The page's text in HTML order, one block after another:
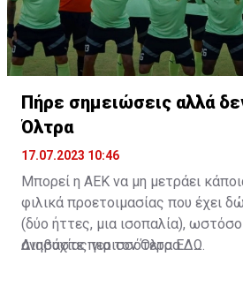
Πήρε σημειώσεις αλλά
Όλτρα
17.07.2023 10:46
Μπορεί η ΑΕΚ να μη μετράει
φιλικά προετοιμασίας που έχει
(δύο ήττες, μια ισοπαλία),
ανησυχίας για τον Όλτρα.
Διαβάστε περισσότεραΕΔΩ.